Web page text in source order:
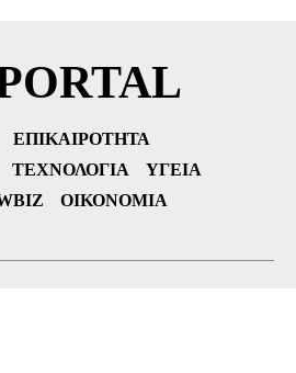
ΕΠΙΚΑΙΡΌΤΗΤΑ
ΤΕΧΝΟΛΟΓΊΑ
ΥΓΕΊΑ
ΟΙΚΟΝΟΜΊΑ